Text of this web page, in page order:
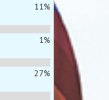
11%
1%
27%